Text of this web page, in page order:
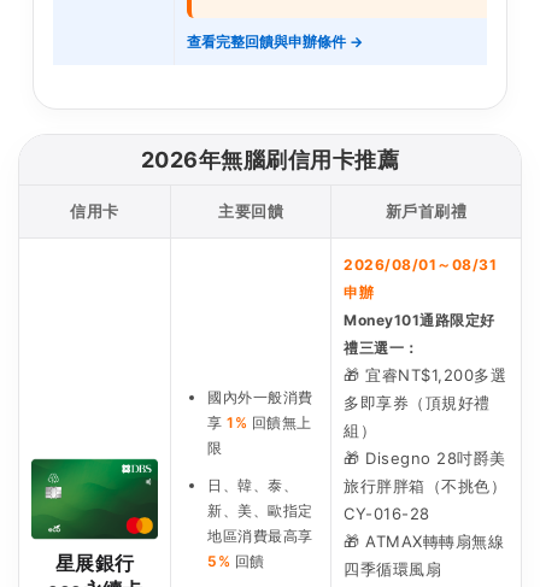
查看完整回饋與申辦條件 →
2026年無腦刷信用卡推薦
信用卡 主要回饋 新戶首刷禮
星展銀行
國內外一般消費
享 1% 回饋無上
限
日、韓、泰、
新、美、歐指定
地區消費最高享
5% 回饋
2026/08/01～08/31
申辦
Money101通路限定好
禮三選一：
🎁 宜睿NT$1,200多選
多即享券（頂規好禮
組）
🎁 Disegno 28吋爵美
旅行胖胖箱（不挑色）
CY-016-28
🎁 ATMAX轉轉扇無線
四季循環風扇